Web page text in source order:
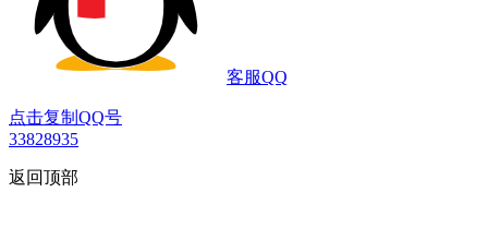
客服QQ
点击复制QQ号
33828935
返回顶部